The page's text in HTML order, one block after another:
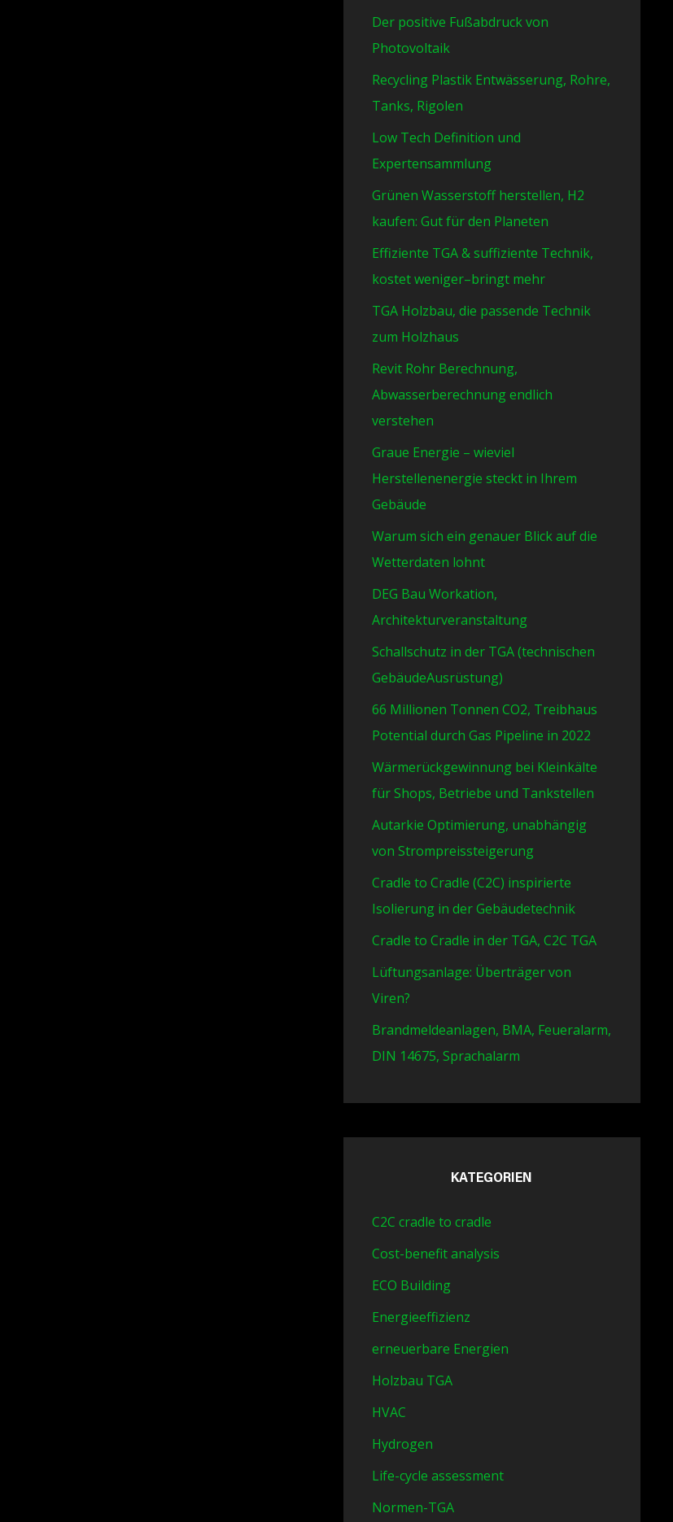
Der positive Fußabdruck von
Photovoltaik
Recycling Plastik Entwässerung, Rohre,
Tanks, Rigolen
Low Tech Definition und
Expertensammlung
Grünen Wasserstoff herstellen, H2
kaufen: Gut für den Planeten
Effiziente TGA & suffiziente Technik,
kostet weniger–bringt mehr
TGA Holzbau, die passende Technik
zum Holzhaus
Revit Rohr Berechnung,
Abwasserberechnung endlich
verstehen
Graue Energie – wieviel
Herstellenenergie steckt in Ihrem
Gebäude
Warum sich ein genauer Blick auf die
Wetterdaten lohnt
DEG Bau Workation,
Architekturveranstaltung
Schallschutz in der TGA (technischen
GebäudeAusrüstung)
66 Millionen Tonnen CO2, Treibhaus
Potential durch Gas Pipeline in 2022
Wärmerückgewinnung bei Kleinkälte
für Shops, Betriebe und Tankstellen
Autarkie Optimierung, unabhängig
von Strompreissteigerung
Cradle to Cradle (C2C) inspirierte
Isolierung in der Gebäudetechnik
Cradle to Cradle in der TGA, C2C TGA
Lüftungsanlage: Überträger von
Viren?
Brandmeldeanlagen, BMA, Feueralarm,
DIN 14675, Sprachalarm
KATEGORIEN
C2C cradle to cradle
Cost-benefit analysis
ECO Building
Energieeffizienz
erneuerbare Energien
Holzbau TGA
HVAC
Hydrogen
Life-cycle assessment
Normen-TGA